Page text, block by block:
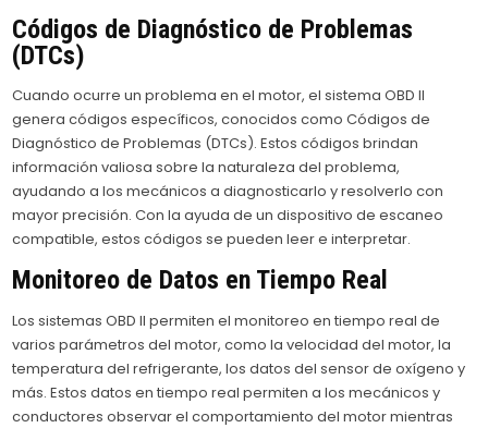
Códigos de Diagnóstico de Problemas
(DTCs)
Cuando ocurre un problema en el motor, el sistema OBD II
genera códigos específicos, conocidos como Códigos de
Diagnóstico de Problemas (DTCs). Estos códigos brindan
información valiosa sobre la naturaleza del problema,
ayudando a los mecánicos a diagnosticarlo y resolverlo con
mayor precisión. Con la ayuda de un dispositivo de escaneo
compatible, estos códigos se pueden leer e interpretar.
Monitoreo de Datos en Tiempo Real
Los sistemas OBD II permiten el monitoreo en tiempo real de
varios parámetros del motor, como la velocidad del motor, la
temperatura del refrigerante, los datos del sensor de oxígeno y
más. Estos datos en tiempo real permiten a los mecánicos y
conductores observar el comportamiento del motor mientras